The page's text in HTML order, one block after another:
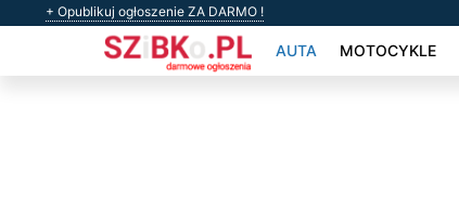
+ Opublikuj ogłoszenie ZA DARMO !
AUTA MOTOCYKLE